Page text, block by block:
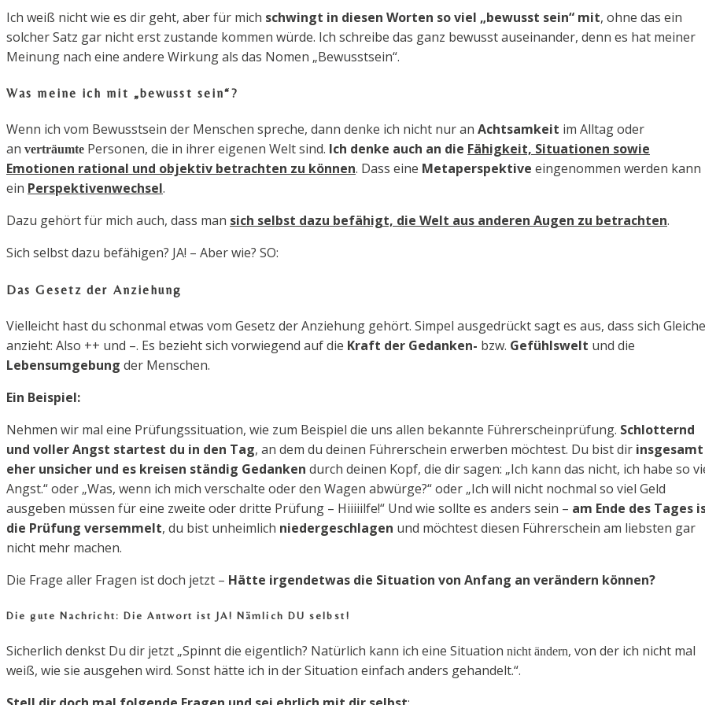
Ich weiß nicht wie es dir geht, aber für mich schwingt in diesen Worten so viel „bewusst sein“ mit, ohne das ein
solcher Satz gar nicht erst zustande kommen würde. Ich schreibe das ganz bewusst auseinander, denn es hat meiner
Meinung nach eine andere Wirkung als das Nomen „Bewusstsein“.
Was meine ich mit „bewusst sein“?
Wenn ich vom Bewusstsein der Menschen spreche, dann denke ich nicht nur an Achtsamkeit im Alltag oder
an verträumte Personen, die in ihrer eigenen Welt sind. Ich denke auch an die Fähigkeit, Situationen sowie
Emotionen rational und objektiv betrachten zu können. Dass eine Metaperspektive eingenommen werden kann
ein Perspektivenwechsel.
Dazu gehört für mich auch, dass man sich selbst dazu befähigt, die Welt aus anderen Augen zu betrachten.
Sich selbst dazu befähigen? JA! – Aber wie? SO:
Das Gesetz der Anziehung
Vielleicht hast du schonmal etwas vom Gesetz der Anziehung gehört. Simpel ausgedrückt sagt es aus, dass sich
anzieht: Also ++ und –. Es bezieht sich vorwiegend auf die Kraft der Gedanken- bzw. Gefühlswelt und die
Lebensumgebung der Menschen.
Ein Beispiel:
Nehmen wir mal eine Prüfungssituation, wie zum Beispiel die uns allen bekannte Führerscheinprüfung. Schlotternd
und voller Angst startest du in den Tag, an dem du deinen Führerschein erwerben möchtest. Du bist dir insgesamt
eher unsicher und es kreisen ständig Gedanken durch deinen Kopf, die dir sagen: „Ich kann das nicht, ich habe so
Angst.“ oder „Was, wenn ich mich verschalte oder den Wagen abwürge?“ oder „Ich will nicht nochmal so viel Geld
ausgeben müssen für eine zweite oder dritte Prüfung – Hiiiiilfe!“ Und wie sollte es anders sein – am Ende des Tages
die Prüfung versemmelt, du bist unheimlich niedergeschlagen und möchtest diesen Führerschein am liebsten gar
nicht mehr machen.
Die Frage aller Fragen ist doch jetzt – Hätte irgendetwas die Situation von Anfang an verändern können?
Die gute Nachricht: Die Antwort ist JA! Nämlich DU selbst!
Sicherlich denkst Du dir jetzt „Spinnt die eigentlich? Natürlich kann ich eine Situation nicht ändern, von der ich nicht mal
weiß, wie sie ausgehen wird. Sonst hätte ich in der Situation einfach anders gehandelt.“.